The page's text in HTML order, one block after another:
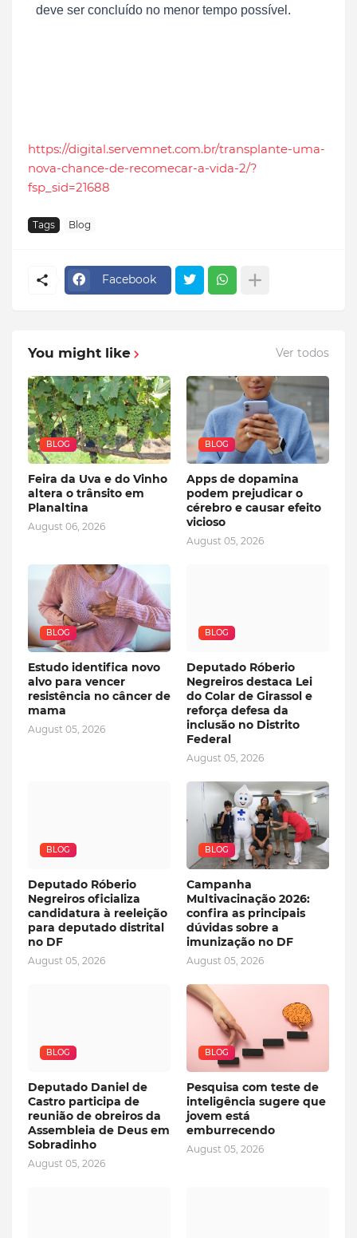
deve ser concluído no menor tempo possível.
https://digital.servemnet.com.br/transplante-uma-
nova-chance-de-recomecar-a-vida-2/?
fsp_sid=21688
Tags Blog
Facebook
You might like Ver todos
BLOG
Feira da Uva e do Vinho
altera o trânsito em
Planaltina
August 06, 2026
BLOG
Apps de dopamina
podem prejudicar o
cérebro e causar efeito
vicioso
August 05, 2026
BLOG
Estudo identifica novo
alvo para vencer
resistência no câncer de
mama
August 05, 2026
BLOG
Deputado Róberio
Negreiros destaca Lei
do Colar de Girassol e
reforça defesa da
inclusão no Distrito
Federal
August 05, 2026
BLOG
Deputado Róberio
Negreiros oficializa
candidatura à reeleição
para deputado distrital
no DF
August 05, 2026
BLOG
Campanha
Multivacinação 2026:
confira as principais
dúvidas sobre a
imunização no DF
August 05, 2026
BLOG
Deputado Daniel de
Castro participa de
reunião de obreiros da
Assembleia de Deus em
Sobradinho
August 05, 2026
BLOG
Pesquisa com teste de
inteligência sugere que
jovem está
emburrecendo
August 05, 2026